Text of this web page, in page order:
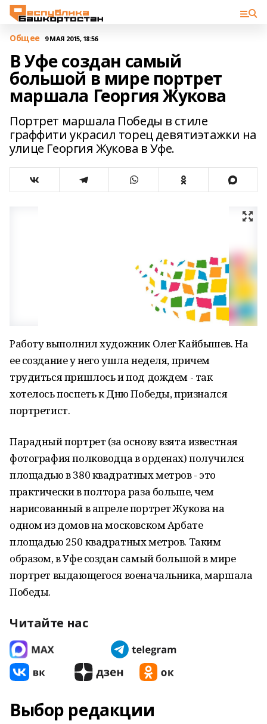
Общее 9 МАЯ 2015, 18:56
В Уфе создан самый
большой в мире портрет
маршала Георгия Жукова
Портрет маршала Победы в стиле
граффити украсил торец девятиэтажки на
улице Георгия Жукова в Уфе.
Работу выполнил художник Олег Кайбышев. На
ее создание у него ушла неделя, причем
трудиться пришлось и под дождем - так
хотелось поспеть к Дню Победы, признался
портретист.
Парадный портрет (за основу взята известная
фотография полководца в орденах) получился
площадью в 380 квадратных метров - это
практически в полтора раза больше, чем
нарисованный в апреле портрет Жукова на
одном из домов на московском Арбате
площадью 250 квадратных метров. Таким
образом, в Уфе создан самый большой в мире
портрет выдающегося военачальника, маршала
Победы.
Читайте нас
Выбор редакции